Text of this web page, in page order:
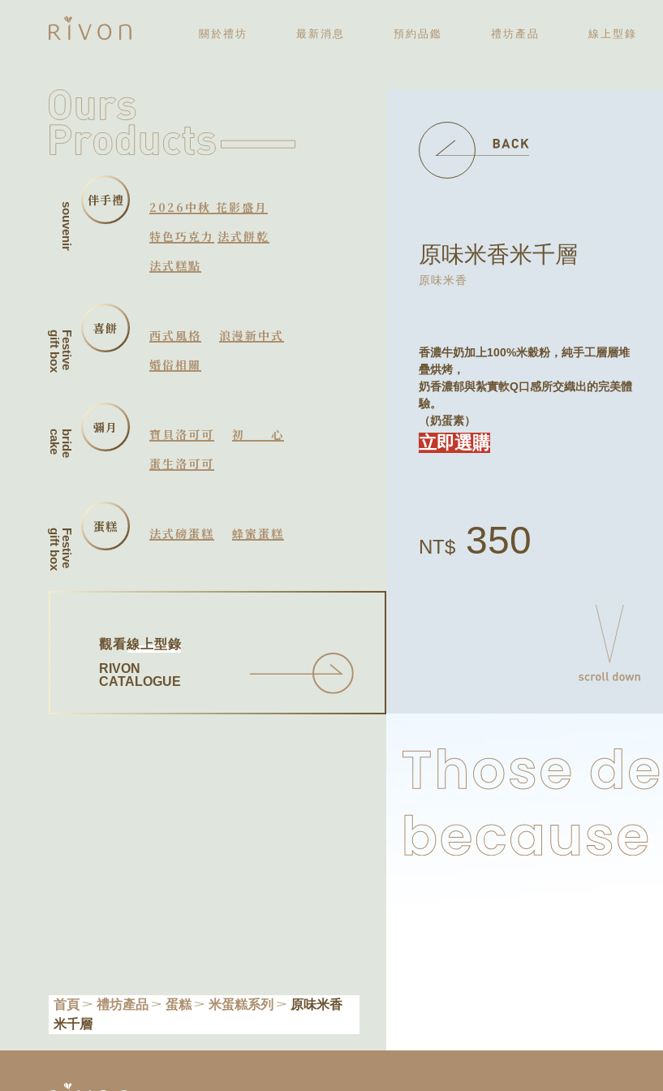
關於禮坊
最新消息 預約品鑑
禮坊產品
線上型錄
souvenir
伴手禮
2026中秋 花影盛月
特色巧克力 法式餅乾
法式糕點
Festive
gift box
喜餅 西式風格
浪漫新中式
婚俗相關
bride
cake
彌月 寶貝洛可可
初心
蛋生洛可可
Festive
gift box
蛋糕 法式磅蛋糕 蜂蜜蛋糕
觀看線上型錄
RIVON
CATALOGUE
首頁 禮坊產品 蛋糕 米蛋糕系列
原味米香
米千層
原味米香米千層
原味米香
香濃牛奶加上100%米穀粉，純手工層層堆
疊烘烤，
奶香濃郁與紮實軟Q口感所交織出的完美體
驗。
（奶蛋素）
立即選購
NT$ 350